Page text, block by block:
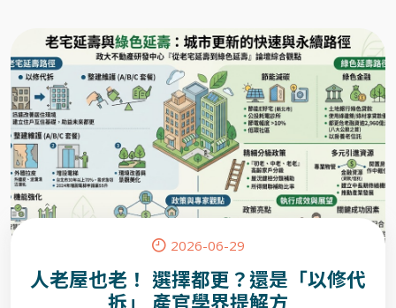
及吳興街220巷所圍街廓，包含東、西兩側基地及周邊
未開闢計畫道路，屬策略性更新地區，預估投資金額至
少新台幣285億元。
2026-06-29
人老屋也老！ 選擇都更？還是「以修代
拆」 產官學界提解方